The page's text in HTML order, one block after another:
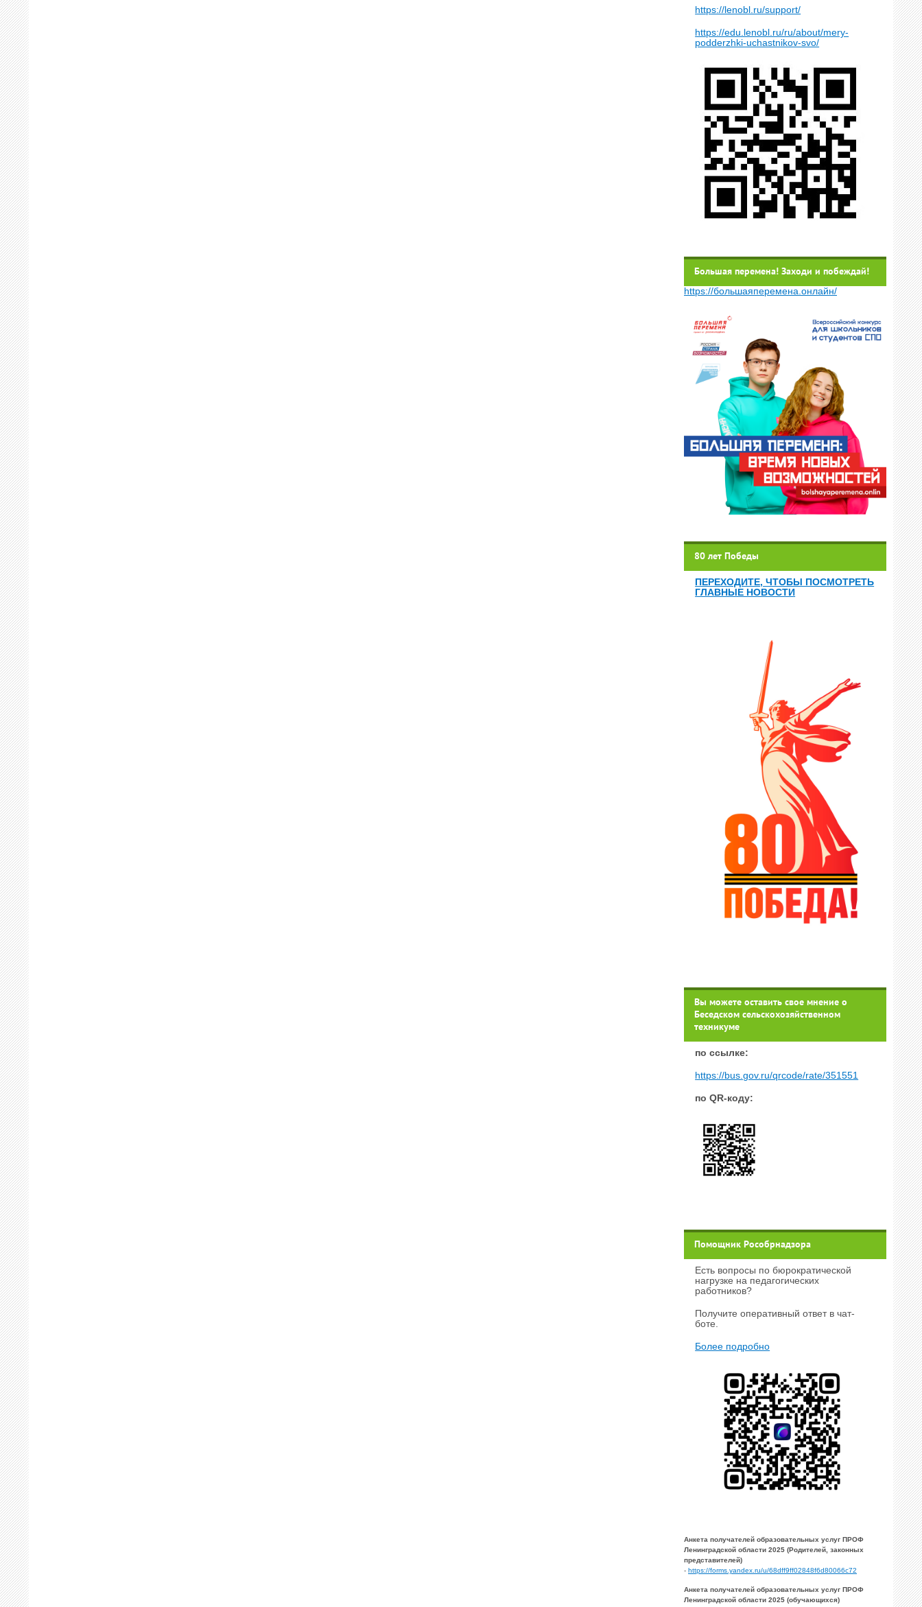
https://lenobl.ru/support/
https://edu.lenobl.ru/ru/about/mery-
podderzhki-uchastnikov-svo/
Большая перемена! Заходи и побеждай!
https://большаяперемена.онлайн/
80 лет Победы
ПЕРЕХОДИТЕ, ЧТОБЫ ПОСМОТРЕТЬ
ГЛАВНЫЕ НОВОСТИ
Вы можете оставить свое мнение о
Беседском сельскохозяйственном
техникуме
по ссылке:
https://bus.gov.ru/qrcode/rate/351551
по QR-коду:
Помощник Рособрнадзора
Есть вопросы по бюрократической
нагрузке на педагогических
работников?
Получите оперативный ответ в чат-
боте.
Более подробно
Анкета получателей образовательных услуг ПРОФ
Ленинградской области 2025 (Родителей, законных
представителей)
- https://forms.yandex.ru/u/68dff9ff02848f6d80066c72
Анкета получателей образовательных услуг ПРОФ
Ленинградской области 2025 (обучающихся)